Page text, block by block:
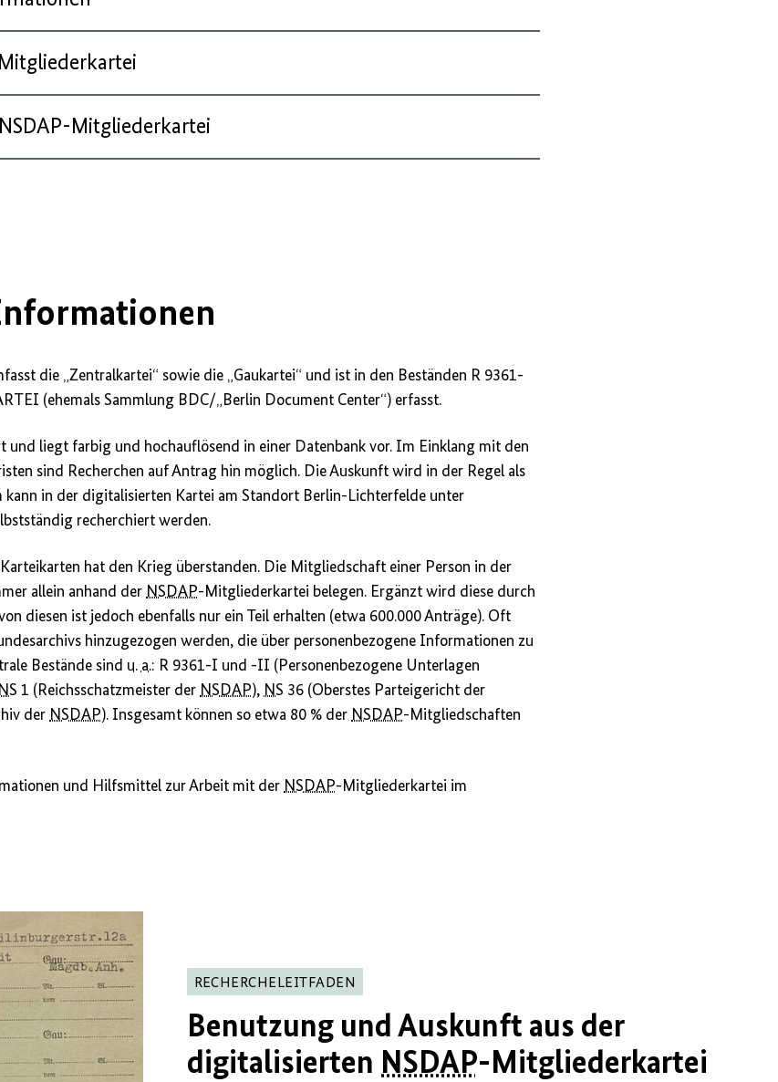
Mitgliederkartei
die „Zentralkartei“ sowie die „Gaukartei“ und ist in den Beständen R 9361-
(ehemals Sammlung BDC/„Berlin Document Center“) erfasst.
liegt farbig und hochauflösend in einer Datenbank vor. Im Einklang mit den
sind Recherchen auf Antrag hin möglich. Die Auskunft wird in der Regel als
kann in der digitalisierten Kartei am Standort Berlin-Lichterfelde unter
recherchiert werden.
hat den Krieg überstanden. Die Mitgliedschaft einer Person in der
allein anhand der NSDAP-Mitgliederkartei belegen. Ergänzt wird diese durch
diesen ist jedoch ebenfalls nur ein Teil erhalten (etwa 600.000 Anträge). Oft
hinzugezogen werden, die über personenbezogene Informationen zu
Bestände sind u. a.: R 9361-I und -II (Personenbezogene Unterlagen
NS 1 (Reichsschatzmeister der NSDAP), NS 36 (Oberstes Parteigericht der
der NSDAP). Insgesamt können so etwa 80 % der NSDAP-Mitgliedschaften
und Hilfsmittel zur Arbeit mit der NSDAP-Mitgliederkartei im
RECHERCHELEITFADEN
Benutzung und Auskunft aus der
digitalisierten NSDAP-Mitgliederkartei